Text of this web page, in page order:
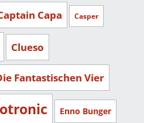
Capa Casper
Clueso
Fantastischen Vier
Enno Bunger